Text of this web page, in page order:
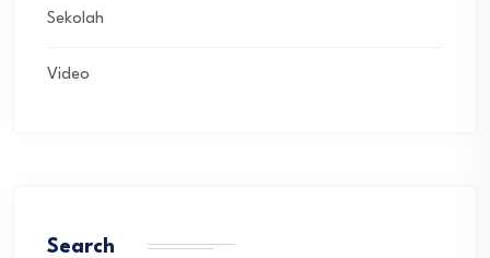
Sekolah
Video
Search